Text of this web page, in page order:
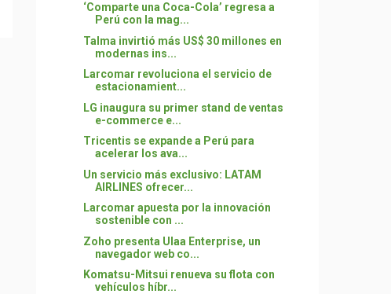
‘Comparte una Coca-Cola’ regresa a
Perú con la mag...
Talma invirtió más US$ 30 millones en
modernas ins...
Larcomar revoluciona el servicio de
estacionamient...
LG inaugura su primer stand de ventas
e-commerce e...
Tricentis se expande a Perú para
acelerar los ava...
Un servicio más exclusivo: LATAM
AIRLINES ofrecer...
Larcomar apuesta por la innovación
sostenible con ...
Zoho presenta Ulaa Enterprise, un
navegador web co...
Komatsu-Mitsui renueva su flota con
vehículos híbr...